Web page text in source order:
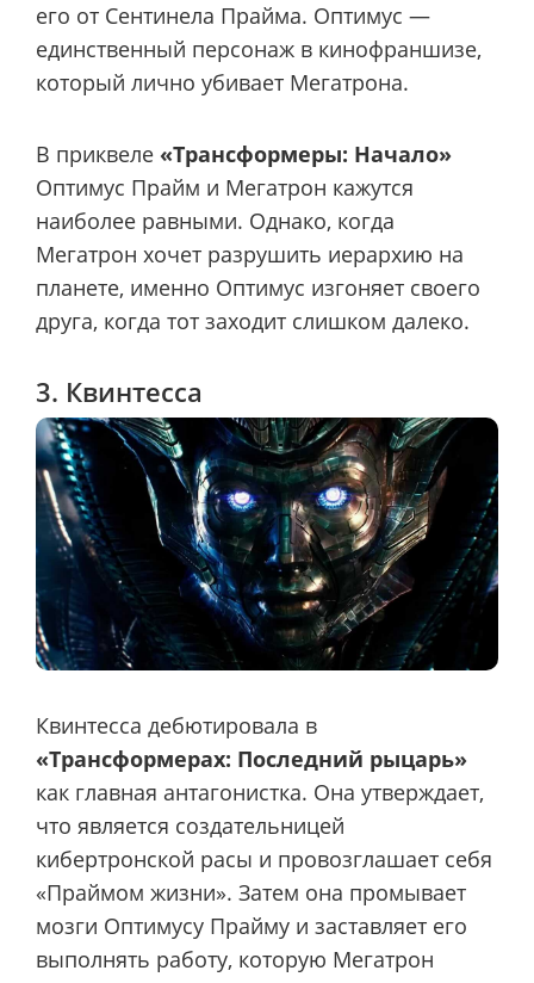
его от Сентинела Прайма. Оптимус —
единственный персонаж в кинофраншизе,
который лично убивает Мегатрона.
В приквеле «Трансформеры: Начало»
Оптимус Прайм и Мегатрон кажутся
наиболее равными. Однако, когда
Мегатрон хочет разрушить иерархию на
планете, именно Оптимус изгоняет своего
друга, когда тот заходит слишком далеко.
3. Квинтесса
Квинтесса дебютировала в
«Трансформерах: Последний рыцарь»
как главная антагонистка. Она утверждает,
что является создательницей
кибертронской расы и провозглашает себя
«Праймом жизни». Затем она промывает
мозги Оптимусу Прайму и заставляет его
выполнять работу, которую Мегатрон